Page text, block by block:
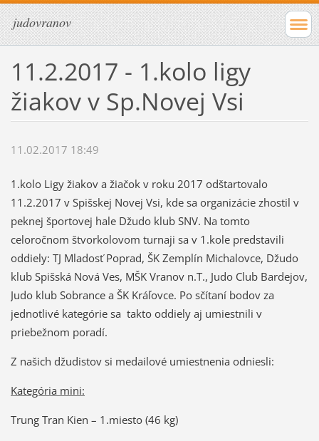
judovranov
11.2.2017 - 1.kolo ligy
žiakov v Sp.Novej Vsi
11.02.2017 18:49
1.kolo Ligy žiakov a žiačok v roku 2017 odštartovalo
11.2.2017 v Spišskej Novej Vsi, kde sa organizácie zhostil v
peknej športovej hale Džudo klub SNV. Na tomto
celoročnom štvorkolovom turnaji sa v 1.kole predstavili
oddiely: TJ Mladosť Poprad, ŠK Zemplín Michalovce, Džudo
klub Spišská Nová Ves, MŠK Vranov n.T., Judo Club Bardejov,
Judo klub Sobrance a ŠK Kráľovce. Po sčítaní bodov za
jednotlivé kategórie sa takto oddiely aj umiestnili v
priebežnom poradí.
Z našich džudistov si medailové umiestnenia odniesli:
Kategória mini:
Trung Tran Kien – 1.miesto (46 kg)